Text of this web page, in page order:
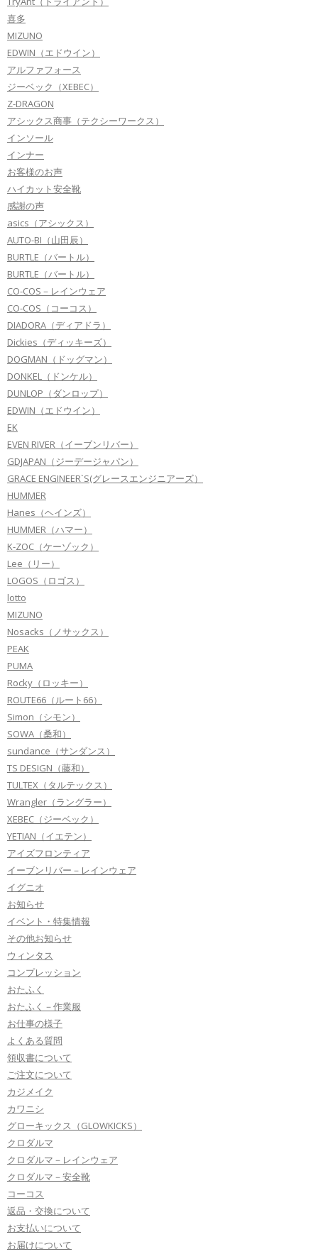
喜多
MIZUNO
EDWIN（エドウイン）
アルファフォース
ジーベック（XEBEC）
Z-DRAGON
アシックス商事（テクシーワークス）
インソール
インナー
お客様のお声
ハイカット安全靴
感謝の声
asics（アシックス）
AUTO-BI（山田辰）
BURTLE（バートル）
BURTLE（バートル）
CO-COS－レインウェア
CO-COS（コーコス）
DIADORA（ディアドラ）
Dickies（ディッキーズ）
DOGMAN（ドッグマン）
DONKEL（ドンケル）
DUNLOP（ダンロップ）
EDWIN（エドウイン）
EK
EVEN RIVER（イーブンリバー）
GDJAPAN（ジーデージャパン）
GRACE ENGINEER`S(グレースエンジニアーズ）
HUMMER
Hanes（ヘインズ）
HUMMER（ハマー）
K-ZOC（ケーゾック）
Lee（リー）
LOGOS（ロゴス）
lotto
MIZUNO
Nosacks（ノサックス）
PEAK
PUMA
Rocky（ロッキー）
ROUTE66（ルート66）
Simon（シモン）
SOWA（桑和）
sundance（サンダンス）
TS DESIGN（藤和）
TULTEX（タルテックス）
Wrangler（ラングラー）
XEBEC（ジーベック）
YETIAN（イエテン）
アイズフロンティア
イーブンリバー－レインウェア
イグニオ
お知らせ
イベント・特集情報
その他お知らせ
ウィンタス
コンプレッション
おたふく
おたふく－作業服
お仕事の様子
よくある質問
領収書について
ご注文について
カジメイク
カワニシ
グローキックス（GLOWKICKS）
クロダルマ
クロダルマ－レインウェア
クロダルマ－安全靴
コーコス
返品・交換について
お支払いについて
お届けについて